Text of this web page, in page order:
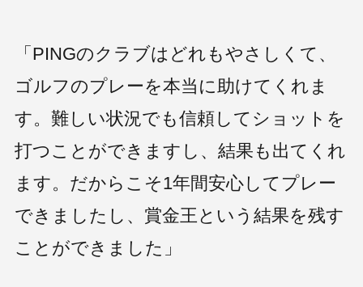
「PINGのクラブはどれもやさしくて、
ゴルフのプレーを本当に助けてくれま
す。難しい状況でも信頼してショットを
打つことができますし、結果も出てくれ
ます。だからこそ1年間安心してプレー
できましたし、賞金王という結果を残す
ことができました」